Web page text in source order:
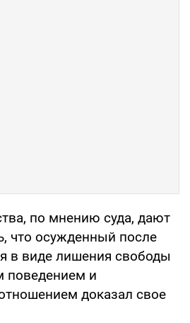
по мнению суда, дают
что осужденный после
в виде лишения свободы
и
доказал свое